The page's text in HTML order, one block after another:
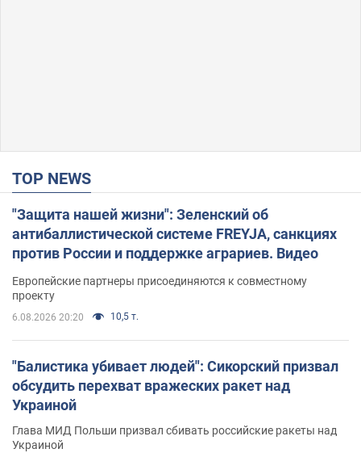
TOP NEWS
"Защита нашей жизни": Зеленский об
антибаллистической системе FREYJA, санкциях
против России и поддержке аграриев. Видео
Европейские партнеры присоединяются к совместному
проекту
6.08.2026 20:20 10,5 т.
"Балистика убивает людей": Сикорский призвал
обсудить перехват вражеских ракет над
Украиной
Глава МИД Польши призвал сбивать российские ракеты над
Украиной